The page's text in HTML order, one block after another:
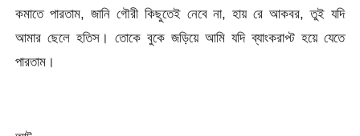
কমাতে পারতাম, জানি গৌরী কিছুতেই নেবে না, হায় রে আকবর, তুই যদি
আমার ছেলে হতিস। তোকে বুকে জড়িয়ে আমি যদি ব্যাংকরাপ্ট হয়ে যেতে
পারতাম।